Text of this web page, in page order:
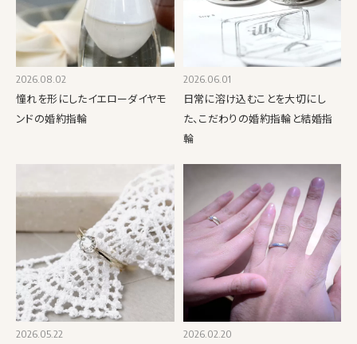
2026.08.02
憧れを形にしたイエローダイヤモ
ンドの婚約指輪
2026.06.01
日常に溶け込むことを大切にし
た、こだわりの婚約指輪と結婚指
輪
2026.05.22 2026.02.20